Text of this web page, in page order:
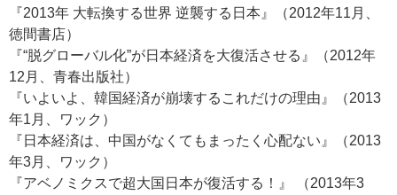
『2013年 大転換する世界 逆襲する日本』（2012年11月、
徳間書店）
『“脱グローバル化”が日本経済を大復活させる』（2012年
12月、青春出版社）
『いよいよ、韓国経済が崩壊するこれだけの理由』（2013
年1月、ワック）
『日本経済は、中国がなくてもまったく心配ない』（2013
年3月、ワック）
『アベノミクスで超大国日本が復活する！』 （2013年3